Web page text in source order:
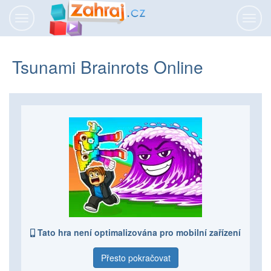
Tsunami Brainrots Online
Tato hra není optimalizována pro mobilní zařízení
Přesto pokračovat